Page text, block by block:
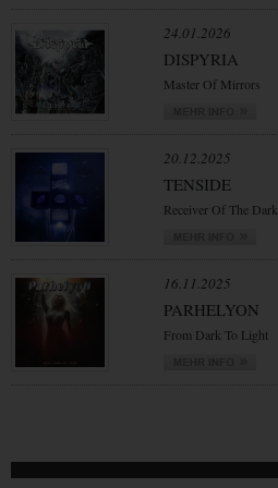
24.01.2026
DISPYRIA
Master Of Mirrors
20.12.2025
TENSIDE
Receiver Of The Dark
16.11.2025
PARHELYON
From Dark To Light